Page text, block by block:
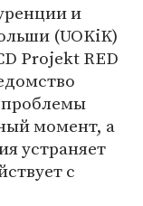
и
(UOKiK)
Projekt RED
проблемы
момент, а
устраняет
с